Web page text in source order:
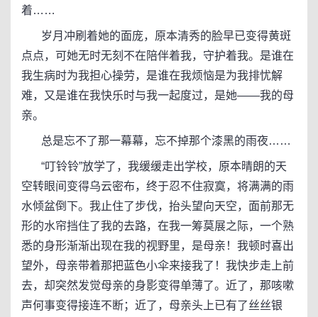
着……
岁月冲刷着她的面庞，原本清秀的脸早已变得黄斑
点点，可她无时无刻不在陪伴着我，守护着我。是谁在
我生病时为我担心操劳，是谁在我烦恼是为我排忧解
难，又是谁在我快乐时与我一起度过，是她——我的母
亲。
总是忘不了那一幕幕，忘不掉那个漆黑的雨夜……
“叮铃铃”放学了，我缓缓走出学校，原本晴朗的天
空转眼间变得乌云密布，终于忍不住寂寞，将满满的雨
水倾盆倒下。我止住了步伐，抬头望向天空，面前那无
形的水帘挡住了我的去路，在我一筹莫展之际，一个熟
悉的身形渐渐出现在我的视野里，是母亲！我顿时喜出
望外，母亲带着那把蓝色小伞来接我了！我快步走上前
去，却突然发觉母亲的身影变得单薄了。近了，那咳嗽
声何事变得接连不断；近了，母亲头上已有了丝丝银